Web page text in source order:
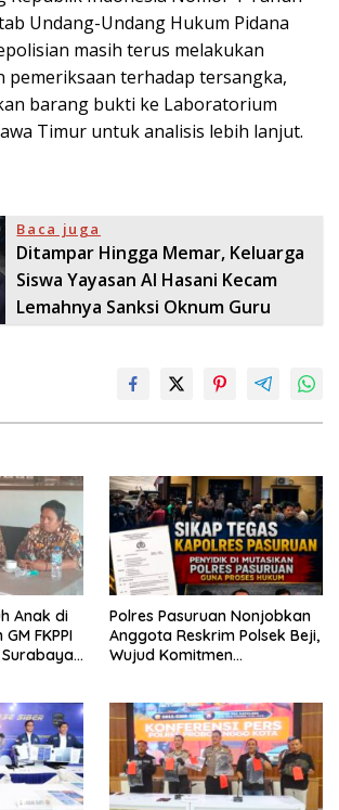
Undang-Undang Hukum Pidana
masih terus melakukan
pemeriksaan terhadap tersangka,
barang bukti ke Laboratorium
Timur untuk analisis lebih lanjut.
Baca juga
Ditampar Hingga Memar, Keluarga
Siswa Yayasan Al Hasani Kecam
Lemahnya Sanksi Oknum Guru
Anak di
FKPPI
Polres Pasuruan Nonjobkan
Anggota Reskrim Polsek Beji,
Wujud Komitmen